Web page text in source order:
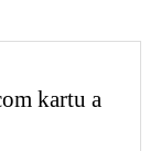
kartu a